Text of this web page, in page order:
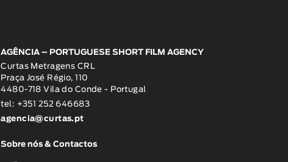
AGÊNCIA – PORTUGUESE SHORT FILM AGENCY
Curtas Metragens CRL
Praça José Régio, 110
4480-718 Vila do Conde - Portugal
tel: +351 252 646683
agencia@curtas.pt
Sobre nós & Contactos